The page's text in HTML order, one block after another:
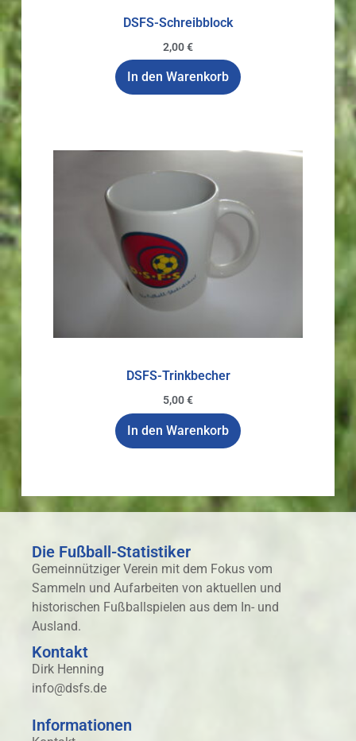
DSFS-Schreibblock
2,00€
In den Warenkorb
DSFS-Trinkbecher
5,00€
In den Warenkorb
Die Fußball-Statistiker
Gemeinnütziger Verein mit dem Fokus vom
Sammeln und Aufarbeiten von aktuellen und
historischen Fußballspielen aus dem In- und
Ausland.
Kontakt
Dirk Henning
info@dsfs.de
Informationen